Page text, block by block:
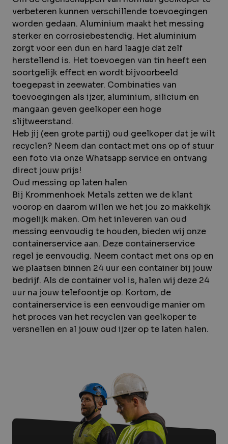
verbeteren kunnen verschillende toevoegingen
worden gedaan. Aluminium maakt het messing
sterker en corrosiebestendig. Het aluminium
zorgt voor een dun en hard laagje dat zelf
herstellend is. Het toevoegen van tin heeft een
soortgelijk effect en wordt bijvoorbeeld
toegepast in zeewater. Combinaties van
toevoegingen als ijzer, aluminium, silicium en
mangaan geven geelkoper een hoge
slijtweerstand.
Heb jij (een grote partij) oud geelkoper dat je wilt
recyclen? Neem dan contact met ons op of stuur
een foto via onzeWhatsapp service en ontvang
direct jouw prijs!
Oud messing op laten halen
Bij Krommenhoek Metals zetten we de klant
voorop en daarom willen we het jou zo makkelijk
mogelijk maken. Om het inleveren van oud
messing eenvoudig te houden, bieden wij onze
containerservice aan. Deze containerservice
regel je eenvoudig. Neem contact met ons op en
we plaatsen binnen 24 uur een container bij jouw
bedrijf. Als de container vol is, halen wij deze 24
uur na jouw telefoontje op. Kortom, de
containerservice is een eenvoudige manier om
het proces van het recyclen van geelkoper te
versnellen en al jouw oud ijzer op te laten halen.